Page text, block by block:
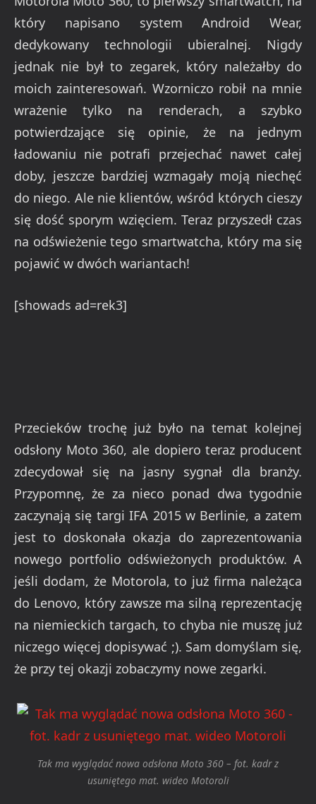
który napisano system Android Wear,
dedykowany technologii ubieralnej. Nigdy
jednak nie był to zegarek, który należałby do
moich zainteresowań. Wzorniczo robił na mnie
wrażenie tylko na renderach, a szybko
potwierdzające się opinie, że na jednym
ładowaniu nie potrafi przejechać nawet całej
doby, jeszcze bardziej wzmagały moją niechęć
do niego. Ale nie klientów, wśród których cieszy
się dość sporym wzięciem. Teraz przyszedł czas
na odświeżenie tego smartwatcha, który ma się
pojawić w dwóch wariantach!
[showads ad=rek3]
Przecieków trochę już było na temat kolejnej
odsłony Moto 360, ale dopiero teraz producent
zdecydował się na jasny sygnał dla branży.
Przypomnę, że za nieco ponad dwa tygodnie
zaczynają się targi IFA 2015 w Berlinie, a zatem
jest to doskonała okazja do zaprezentowania
nowego portfolio odświeżonych produktów. A
jeśli dodam, że Motorola, to już firma należąca
do Lenovo, który zawsze ma silną reprezentację
na niemieckich targach, to chyba nie muszę już
niczego więcej dopisywać ;). Sam domyślam się,
że przy tej okazji zobaczymy nowe zegarki.
Tak ma wyglądać nowa odsłona Moto 360 – fot. kadr z
usuniętego mat. wideo Motoroli